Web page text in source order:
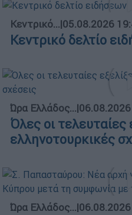
Κεντρικό...|05.08.2026
Κεντρικό δελτίο
Ώρα Ελλάδος...|
Όλες οι τελευταίες
ελληνοτουρκικές
Ώρα Ελλάδος...|06.08.2026